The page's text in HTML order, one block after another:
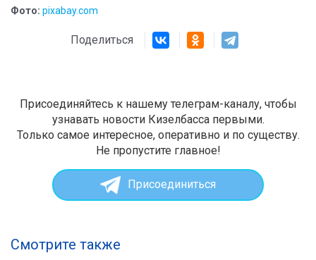
Фото: pixabay.com
Поделиться
Присоединяйтесь к нашему телеграм-каналу, чтобы
узнавать новости Кизелбасса первыми.
Только самое интересное, оперативно и по существу.
Не пропустите главное!
Присоединиться
Смотрите также